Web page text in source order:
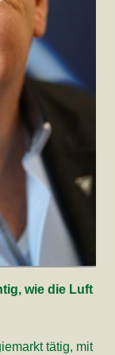
wie die Luft
tätig, mit